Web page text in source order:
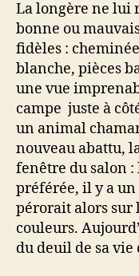
La longère ne lui
bonne ou
fidèles :
blanche, pièces
une vue
campe juste à
un animal
nouveau abattu,
fenêtre du salon :
préférée, il y a
pérorait alors sur
couleurs.
du deuil de sa vie